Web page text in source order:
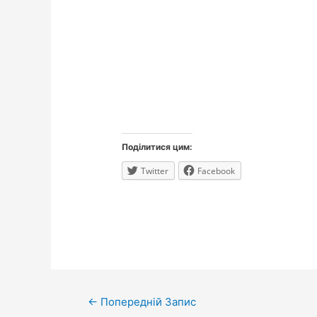
Поділитися цим:
Twitter Facebook
Навігація
← Попередній Запис